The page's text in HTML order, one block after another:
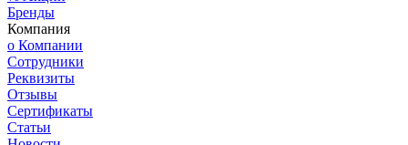
Бренды
Компания
о Компании
Сотрудники
Реквизиты
Отзывы
Сертификаты
Статьи